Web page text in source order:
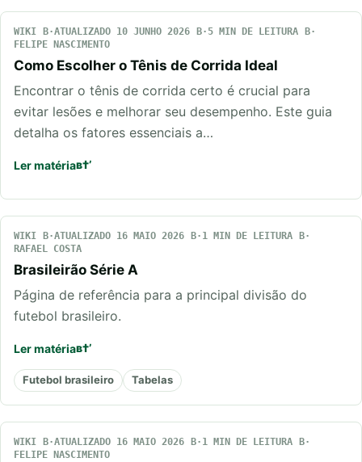
WIKI ATUALIZADO 10 JUNHO 2026
5 MIN DE LEITURA
FELIPE NASCIMENTO
Como Escolher o Tênis de Corrida Ideal
Encontrar o tênis de corrida certo é crucial para
evitar lesões e melhorar seu desempenho. Este guia
detalha os fatores essenciais a…
Ler matéria
WIKI ATUALIZADO 16 MAIO 2026
1 MIN DE LEITURA
RAFAEL COSTA
Brasileirão Série A
Página de referência para a principal divisão do
futebol brasileiro.
Ler matéria
Futebol brasileiro Tabelas
WIKI ATUALIZADO 16 MAIO 2026
1 MIN DE LEITURA
FELIPE NASCIMENTO